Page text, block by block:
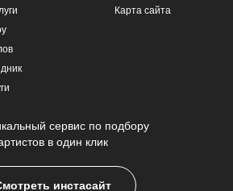
Карта сайта
сервис по подбору
в один клик
инстасайт